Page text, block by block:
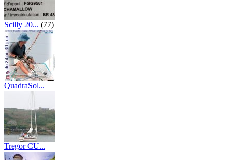
Scilly 20... (77)
QuadraSol...
Tregor CU...
(11)